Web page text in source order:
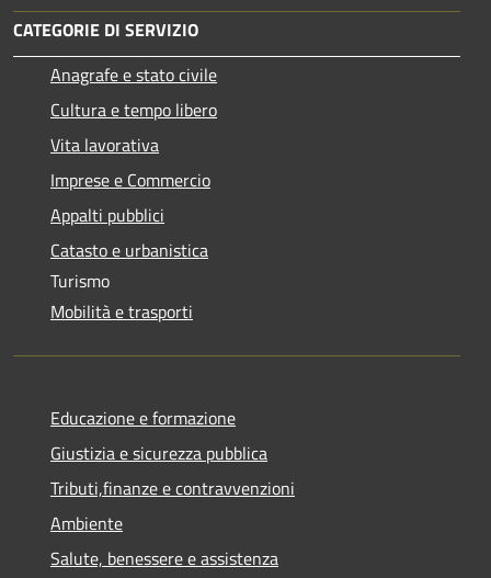
CATEGORIE DI SERVIZIO
Anagrafe e stato civile
Cultura e tempo libero
Vita lavorativa
Imprese e Commercio
Appalti pubblici
Catasto e urbanistica
Turismo
Mobilità e trasporti
Educazione e formazione
Giustizia e sicurezza pubblica
Tributi,finanze e contravvenzioni
Ambiente
Salute, benessere e assistenza